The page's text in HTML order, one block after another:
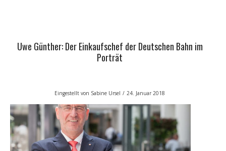
Uwe Günther: Der Einkaufschef der Deutschen Bahn im
Porträt
Eingestellt von Sabine Ursel / 24. Januar 2018